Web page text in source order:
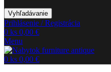
Vyhľadávanie
Prihlásenie / Registrácia
0 ks 0,00 €
Menu
0 ks 0,00 €